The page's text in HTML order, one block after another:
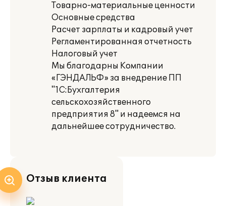
Товарно-материальные ценности
Основные средства
Расчет зарплаты и кадровый учет
Регламентированная отчетность
Налоговый учет
Мы благодарны Компании
«ГЭНДАЛЬФ» за внедрение ПП
"1С:Бухгалтерия
сельскохозяйственного
предприятия 8" и надеемся на
дальнейшее сотрудничество.
Отзыв клиента